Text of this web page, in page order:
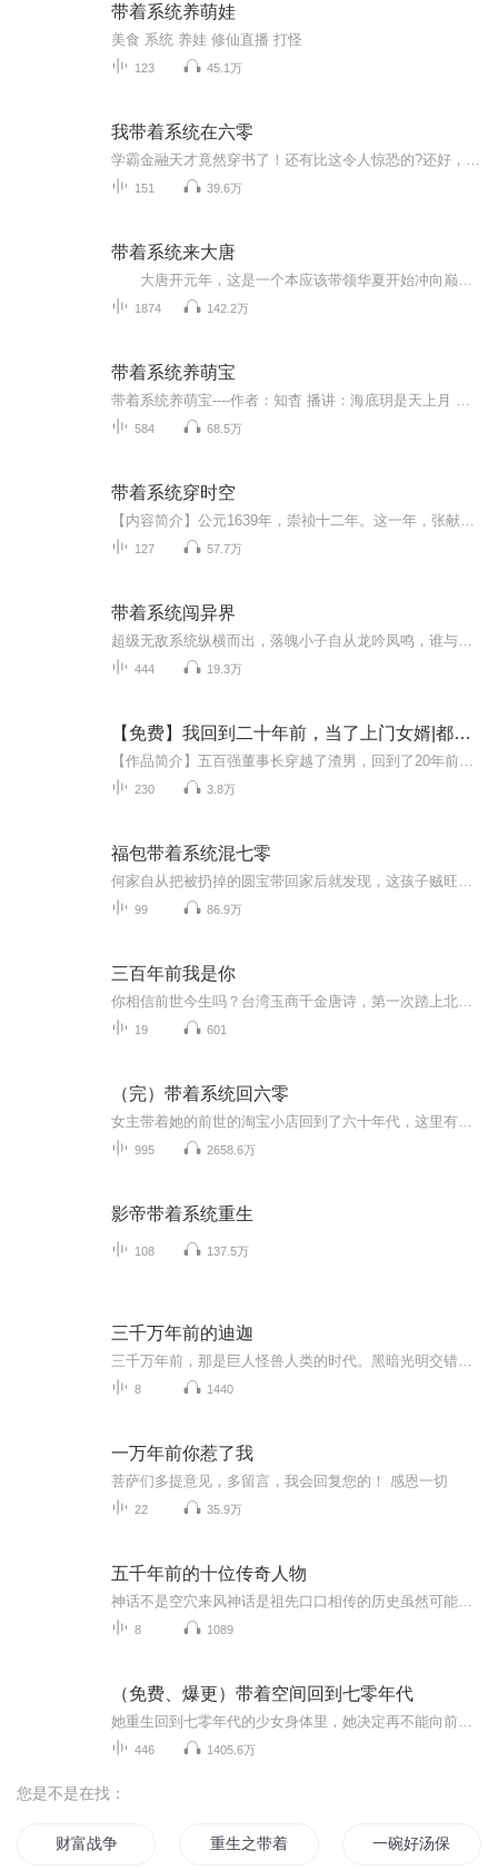
带着系统养萌娃
美食 系统 养娃 修仙直播 打怪
123 45.1万
我带着系统在六零
151 39.6万
带着系统来大唐
1874 142.2万
带着系统养萌宝
584 68.5万
带着系统穿时空
127 57.7万
带着系统闯异界
444 19.3万
【免费】我回到二十年前，当了上门女婿|都市|职场商战|AI专辑
230 3.8万
福包带着系统混七零
99 86.9万
三百年前我是你
19 601
（完）带着系统回六零
995 2658.6万
影帝带着系统重生
108 137.5万
三千万年前的迪迦
8 1440
一万年前你惹了我
菩萨们多提意见，多留言，我会回复您的！ 感恩一切
22 35.9万
五千年前的十位传奇人物
8 1089
（免费、爆更）带着空间回到七零年代
446 1405.6万
您是不是在找：
财富战争 重生之带着家人奔小康 一碗好汤保健康